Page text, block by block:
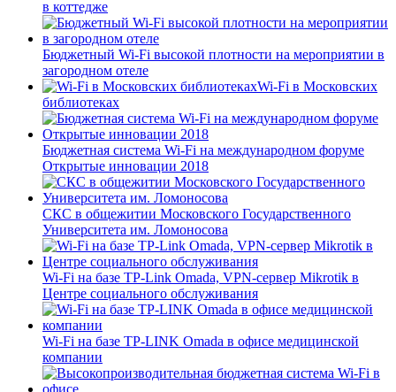
в коттедже
Бюджетный Wi-Fi высокой плотности на мероприятии в
загородном отеле
Wi-Fi в Московских
библиотеках
Бюджетная система Wi-Fi на международном форуме
Открытые инновации 2018
СКС в общежитии Московского Государственного
Университета им. Ломоносова
Wi-Fi на базе TP-Link Omada, VPN-сервер Mikrotik в
Центре социального обслуживания
Wi-Fi на базе TP-LINK Omada в офисе медицинской
компании